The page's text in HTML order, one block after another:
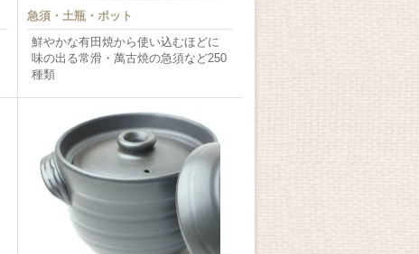
急須・土瓶・ポット
鮮やかな有田焼から使い込むほどに
味の出る常滑・萬古焼の急須など250
種類